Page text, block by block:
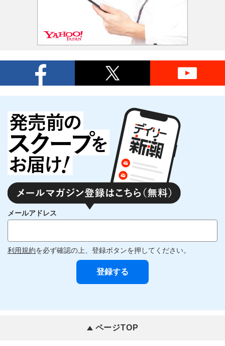
メールアドレス
利用規約を必ず確認の上、登録ボタンを押してください。
ページTOP